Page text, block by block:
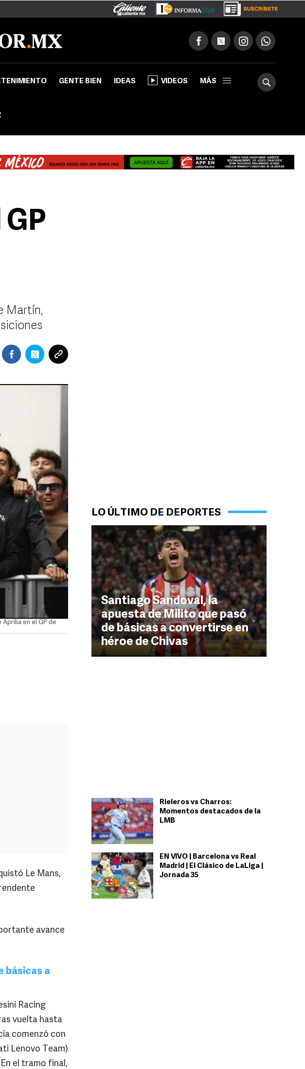
GENTE BIEN IDEAS VIDEOS MÁS
LO ÚLTIMO DE DEPORTES
Santiago Sandoval, la
apuesta de Milito que pasó
de básicas a convertirse en
héroe de Chivas
Rieleros vs Charros:
Momentos destacados de la
LMB
EN VIVO | Barcelona vs Real
Madrid | El Clásico de LaLiga |
Jornada 35
Martín,
en el GP de
Le Mans,
avance
básicas a
Racing
vuelta hasta
comenzó con
Lenovo Team)
el tramo final,